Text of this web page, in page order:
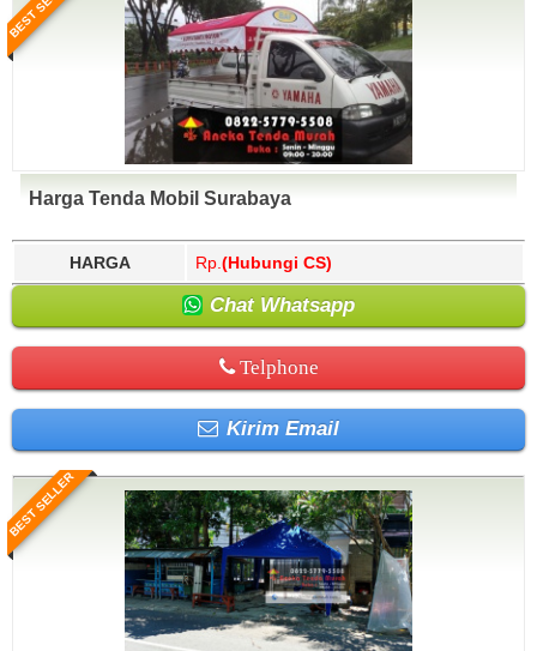
Harga Tenda Mobil Surabaya
HARGA Rp. (Hubungi CS)
Chat Whatsapp
Telphone
Kirim Email
BEST SELLER